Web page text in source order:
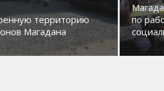
к пилотному проекту
из групп
В